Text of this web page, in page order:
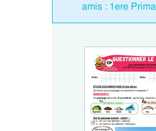
amis : 1ere